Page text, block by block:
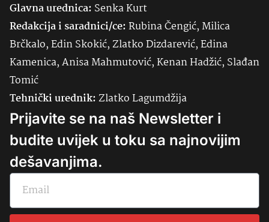
Glavna urednica: SenkaKurt
Redakcija i saradnici/ce:Rubina Čengić, Milica
Brčkalo, Edin Skokić, Zlatko Dizdarević, Edina
Kamenica, Anisa Mahmutović, Kenan Hadžić, Slađan
Tomić
Tehnički urednik:Zlatko Lagumdžija
Prijavite se na naš Newsletter i
budite uvijek u toku sa najnovijim
dešavanjima.